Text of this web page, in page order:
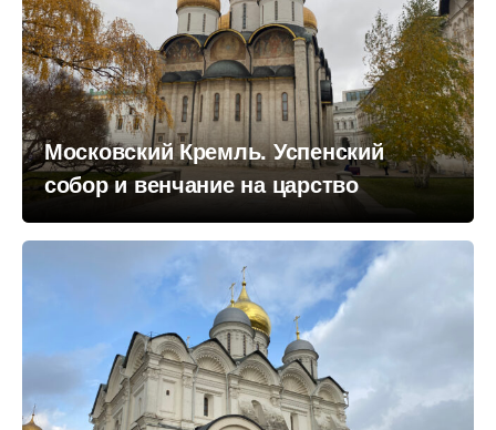
Московский Кремль. Успенский
собор и венчание на царство